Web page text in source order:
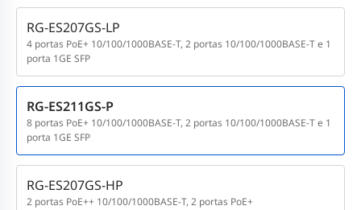
RG-ES207GS-LP
4 portas PoE+ 10/100/1000BASE-T, 2 portas 10/100/1000BASE-T e 1
porta 1GE SFP
RG-ES211GS-P
8 portas PoE+ 10/100/1000BASE-T, 2 portas 10/100/1000BASE-T e 1
porta 1GE SFP
RG-ES207GS-HP
2 portas PoE++ 10/100/1000BASE-T, 2 portas PoE+